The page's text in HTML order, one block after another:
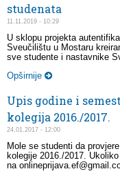
studenata
11.11.2019 - 10:29
U sklopu projekta
Sveučilištu u Mostaru
sve studente i nastavnike
Opširnije
Upis godine i
kolegija 2016./2017.
24.01.2017 - 12:00
Mole se studenti da
kolegije 2016./2017.
na